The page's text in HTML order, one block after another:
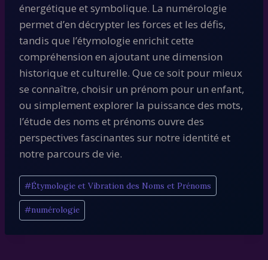
énergétique et symbolique. La numérologie
permet d’en décrypter les forces et les défis,
tandis que l’étymologie enrichit cette
compréhension en ajoutant une dimension
historique et culturelle. Que ce soit pour mieux
se connaître, choisir un prénom pour un enfant,
ou simplement explorer la puissance des mots,
l’étude des noms et prénoms ouvre des
perspectives fascinantes sur notre identité et
notre parcours de vie.
Étiquettes
de
la
#Étymologie et Vibration des Noms et Prénoms
#numérologie